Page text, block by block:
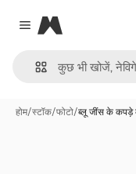
Close menu
Magnific
होम/स्टॉक/फोटो/ब्लू जींस के